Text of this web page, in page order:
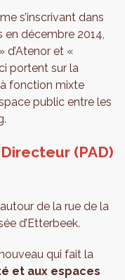
s’inscrivant dans
en décembre 2014,
d’Atenor et «
portent sur la
fonction mixte
public entre les
(PAD)
de la rue de la
d’Etterbeek.
qui fait la
et aux espaces